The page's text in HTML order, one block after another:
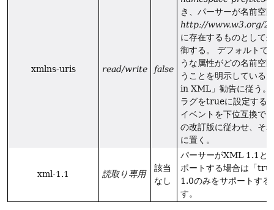
xmlns-uris read/write false
き、パーサーが名前空
http://www.w3.org/
に存在するものとして
御する。
デフォルトで
うな属性がどの名前空
うことを明示している
in XML」勧告に従う。
ラグをtrueに設定する
イベントを下位互換で
の改訂版に従わせ、そ
に置く。
xml-1.1 読取り専用
該当
なし
パーサーがXML 1.1と
ポートする場合は「
1.0のみをサポートす
す。